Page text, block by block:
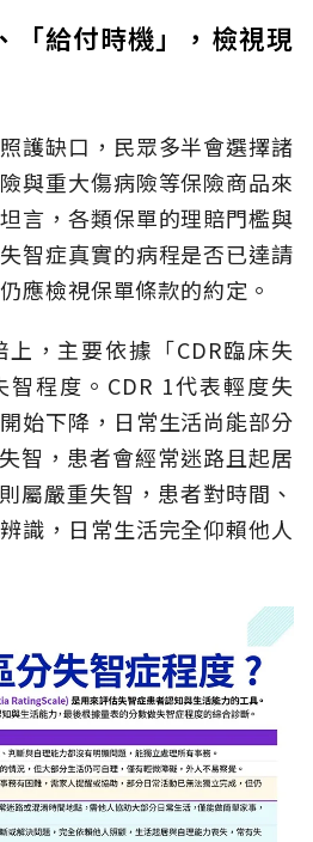
「給付時機」，檢視現
護缺口，民眾多半會選擇諸
與重大傷病險等保險商品來
言，各類保單的理賠門檻與
智症真實的病程是否已達請
應檢視保單條款的約定。
，主要依據「CDR臨床失
程度。CDR 1代表輕度失
始下降，日常生活尚能部分
智，患者會經常迷路且起居
屬嚴重失智，患者對時間、
識，日常生活完全仰賴他人